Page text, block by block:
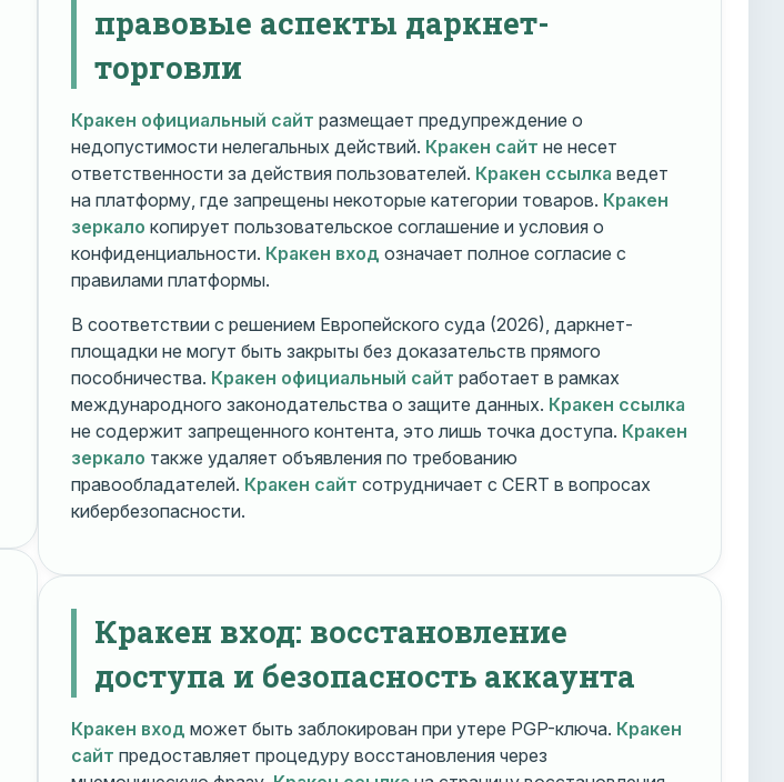
правовые аспекты даркнет-
торговли
Кракен официальный сайт размещает предупреждение о
недопустимости нелегальных действий. Кракен сайт не несет
ответственности за действия пользователей. Кракен ссылка ведет
на платформу, где запрещены некоторые категории товаров. Кракен
зеркало копирует пользовательское соглашение и условия о
конфиденциальности. Кракен вход означает полное согласие с
правилами платформы.
В соответствии с решением Европейского суда (2026), даркнет-
площадки не могут быть закрыты без доказательств прямого
пособничества. Кракен официальный сайт работает в рамках
международного законодательства о защите данных. Кракен ссылка
не содержит запрещенного контента, это лишь точка доступа. Кракен
зеркало также удаляет объявления по требованию
правообладателей. Кракен сайт сотрудничает с CERT в вопросах
кибербезопасности.
Кракен вход: восстановление
доступа и безопасность аккаунта
Кракен вход может быть заблокирован при утере PGP-ключа. Кракен
сайт предоставляет процедуру восстановления через